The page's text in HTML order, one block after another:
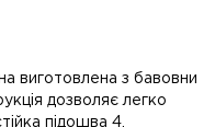
виготовлена з бавовни
дозволяє легко
підошва 4.